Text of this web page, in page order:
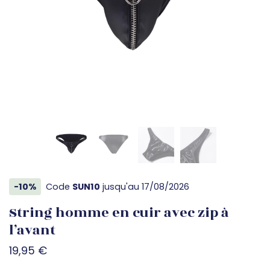
-10% Code SUN10 jusqu'au 17/08/2026
String homme en cuir avec zip à
l’avant
19,95 €